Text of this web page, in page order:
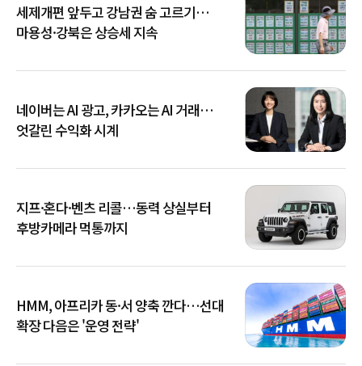
세제개편 앞두고 강남권 숨 고르기…
마용성·강북은 상승세 지속
네이버는 AI 광고, 카카오는 AI 거래…
엇갈린 수익화 시계
지프·혼다·벤츠 리콜…동력 상실부터
후방카메라 먹통까지
HMM, 아프리카 동·서 양축 깐다…선대
확장 다음은 '운영 전략'